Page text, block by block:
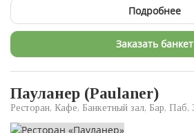
Подробнее
Заказать банкет
Пауланер (Paulaner)